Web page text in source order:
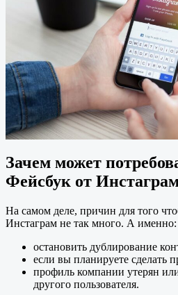
Зачем может
Фейсбук от
На самом деле, причин для того
Инстаграм не так много. А именно:
остановить дублирование
если вы планируете сделать
профиль компании утерян
другого пользователя.